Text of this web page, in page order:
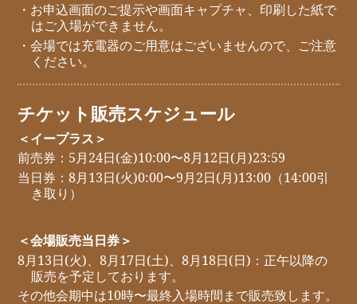
・お申込画面のご提示や画面キャプチャ、印刷した紙で
はご入場ができません。
・会場では充電器のご用意はございませんので、ご注意
ください。
チケット販売スケジュール
＜イープラス＞
前売券：5月24日(金)10:00〜8月12日(月)23:59
当日券：8月13日(火)0:00〜9月2日(月)13:00（14:00引
き取り）
＜会場販売当日券＞
8月13日(火)、8月17日(土)、8月18日(日)：正午以降の
販売を予定しております。
その他会期中は10時〜最終入場時間まで販売致します。